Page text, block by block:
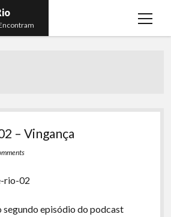
open
do RIo
– Vingança
segundo episódio do podcast